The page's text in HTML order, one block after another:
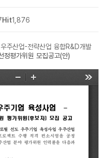
Hit1,876
주산업-전략산업 융합R&D개발
정평가위원 모집공고(안)